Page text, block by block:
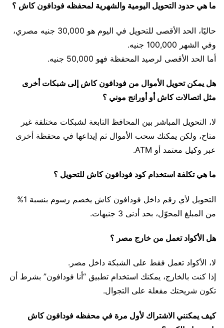
ما هي حدود التحويل اليومية والشهرية لمحفظه فودافون كاش ؟
حاليًا، الحد الأقصى للتحويل في اليوم هو 30,000 جنيه مصري،
وفي الشهر 100,000 جنيه.
أما الحد الأقصى لرصيد المحفظة فهو 50,000 جنيه.
هل يمكن تحويل الأموال من فودافون كاش إلى شبكات أخرى
مثل اتصالات كاش أو أورانج موني ؟
لا، التحويل المباشر بين المحافظ التابعة لشبكات مختلفة غير
متاح، ولكن يمكنك سحب الأموال ثم إيداعها في محفظة أخرى
عبر وكيل معتمد أو ATM.
ما هي تكلفة استخدام كود فودافون كاش للتحويل ؟
التحويل لأي رقم داخل فودافون كاش يخصم رسوم بنسبة 1%
من المبلغ المحوّل، بحد أدنى 3 جنيهات.
هل الأكواد تعمل من خارج مصر ؟
لا، الأكواد تعمل فقط على الشبكة داخل مصر.
إذا كنت بالخارج، يمكنك استخدام تطبيق “أنا فودافون” بشرط أن
تكون شريحتك مفعلة على التجوال.
كيف يمكنني الاشتراك لأول مرة في محفظه فودافون كاش